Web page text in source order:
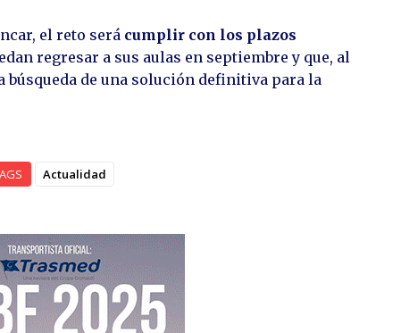
el reto será cumplir con los plazos
regresar a sus aulas en septiembre y que, al
búsqueda de una solución definitiva para la
Actualidad